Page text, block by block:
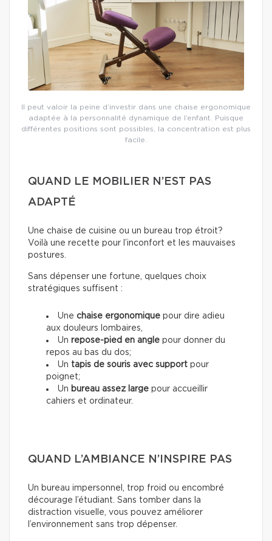
Il peut valoir la peine d’investir dans une chaise ergonomique
adaptée à la personnalité dynamique de l’enfant. Puisque
différentes positions sont possibles, la concentration est plus
facile.
QUAND LE MOBILIER N’EST PAS
ADAPTÉ
Une chaise de cuisine ou un bureau trop étroit?
Voilà une recette pour l’inconfort et les mauvaises
postures.
Sans dépenser une fortune, quelques choix
stratégiques suffisent :
Une chaise ergonomique pour dire adieu
aux douleurs lombaires,
Un repose-pied en angle pour donner du
repos au bas du dos;
Un tapis de souris avec support pour
poignet;
Un bureau assez large pour accueillir
cahiers et ordinateur.
QUAND L’AMBIANCE N’INSPIRE PAS
Un bureau impersonnel, trop froid ou encombré
décourage l’étudiant. Sans tomber dans la
distraction visuelle, vous pouvez améliorer
l’environnement sans trop dépenser.